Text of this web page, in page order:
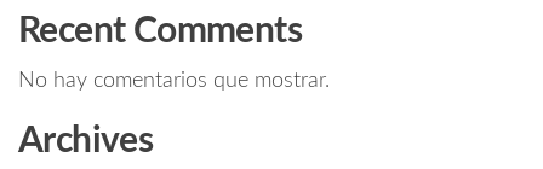
Recent Comments
No hay comentarios que mostrar.
Archives